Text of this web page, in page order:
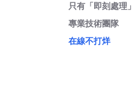
只有「即刻處理」
專業技術團隊
在線不打烊